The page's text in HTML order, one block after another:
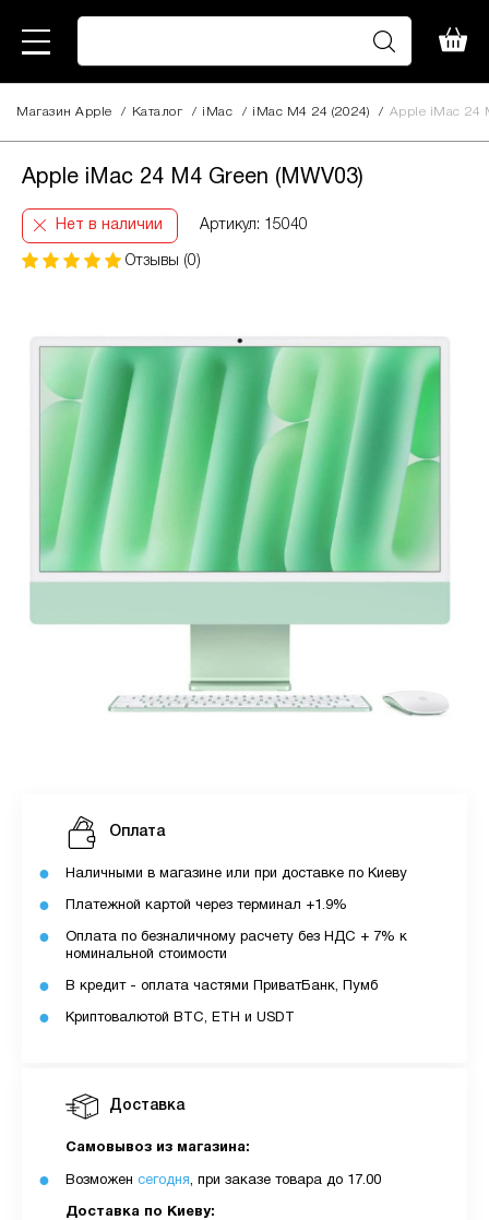
Магазин Apple / Каталог / iMac / iMac M4 24 (2024) / Apple iMac 24
Apple iMac 24 M4 Green (MWV03)
Нет в наличии Артикул: 15040
Отзывы (0)
Доставка
Самовывоз из магазина:
Возможен сегодня, при заказе товара до 17.00
Доставка по Киеву:
Оплата
Наличными в магазине или при доставке по Киеву
Платежной картой через терминал +1.9%
Оплата по безналичному расчету без НДС + 7% к
номинальной стоимости
В кредит - оплата частями ПриватБанк, Пумб
Криптовалютой BTC, ETH и USDT